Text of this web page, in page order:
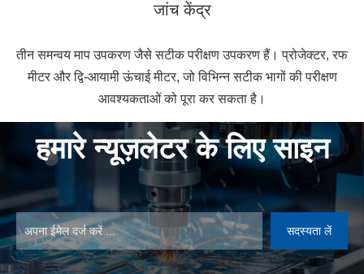
जांच केंद्र
तीन समन्वय माप उपकरण जैसे सटीक परीक्षण उपकरण हैं। प्रोजेक्टर, रफ
मीटर और द्वि-आयामी ऊंचाई मीटर, जो विभिन्न सटीक भागों की परीक्षण
आवश्यकताओं को पूरा कर सकता है।
हमारे न्यूज़लेटर के लिए साइन
सदस्यता लें